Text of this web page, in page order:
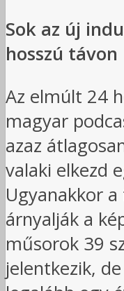
Sok az új
hosszú távon
Az elmúlt 24
magyar
azaz
valaki elkezd
Ugyanakkor
árnyalják a
műsorok 39
jelentkezik,